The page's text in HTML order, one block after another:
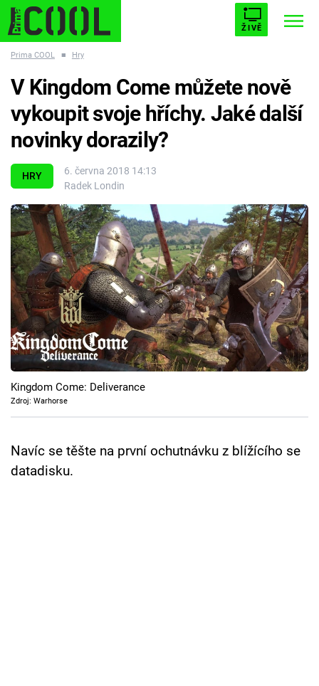
ŽIVĚ
ESCAPE PLNEJ KOTEL AVENGERS 5
Témata
Filmy
Seriály
Hry
Cool Esport
Pořady
TV Program
Prima COOL ■ Hry
HRY
6. června 2018 14:13
Radek Londin
V Kingdom Come můžete nově
vykoupit svoje hříchy. Jaké další
novinky dorazily?
Kingdom Come: Deliverance
Zdroj: Warhorse
Navíc se těšte na první ochutnávku z blížícího se
datadisku.